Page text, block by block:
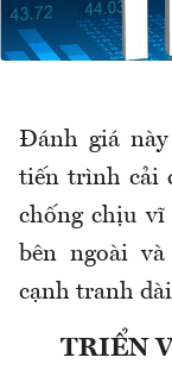
Đánh giá
tiến trình cải
chống chịu vĩ
bên ngoài
cạnh tranh
TRIỂN